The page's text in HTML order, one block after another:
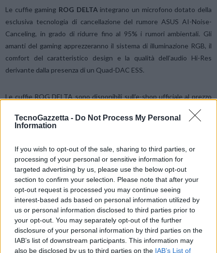
TecnoGazzetta - Do Not Process My Personal
Information
If you wish to opt-out of the sale, sharing to third parties, or
processing of your personal or sensitive information for
targeted advertising by us, please use the below opt-out
section to confirm your selection. Please note that after your
opt-out request is processed you may continue seeing
interest-based ads based on personal information utilized by
us or personal information disclosed to third parties prior to
your opt-out. You may separately opt-out of the further
disclosure of your personal information by third parties on the
IAB’s list of downstream participants. This information may
also be disclosed by us to third parties on the IAB’s List of
Le cuffie gaming ROG DELTA integrano un microfono dotato della
esclusiva tecnologia di cancellazione del rumore ASUS AI-Noise-
Canceling, in grado di ridurre fino al 95% i rumori ambientali. Gli
amanti del gaming apprezzeranno il sistema di illuminazione RGB, il
comfort del caratteristico design e la qualità dell’audio Hi-Res
derivante dalla presenza di un Quad-DAC ESS.
Le cuffie ROG DELTA sono disponibili sull’e-shop ufficiale al prezzo
gaming alla ricerca di una soluzione adatta anche alla mobilità. Sono
dotate della tecnologia Active Noise Cancellation che elimina ogni
rumore esterno per offrire esperienze di gioco coinvolgenti,
ovunque. Il loro design ergonomico assicura inoltre una vestibilità
sempre perfetta, sicura e confortevole.
Gli auricolari ASUS ROG CETRA sono disponibili sull’e-shop ufficiale
al prezzo di 59,99€ (prezzo di partenza 109,99 €).